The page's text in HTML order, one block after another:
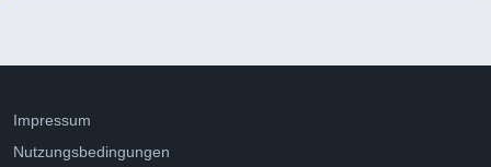
Impressum
Nutzungsbedingungen